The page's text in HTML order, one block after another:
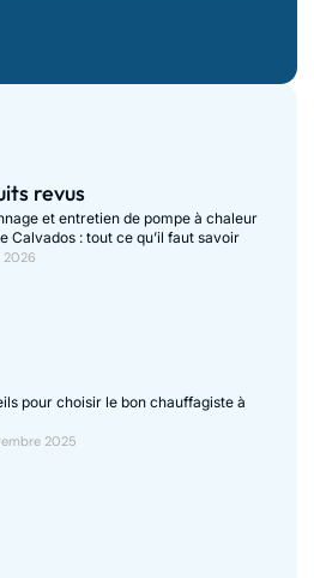
revus
et entretien de pompe à chaleur
Calvados : tout ce qu’il faut savoir
2026
pour choisir le bon chauffagiste à
2025